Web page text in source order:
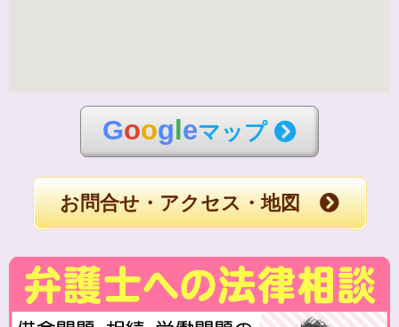
Goog eマップ
お問合せ・アクセス・地図